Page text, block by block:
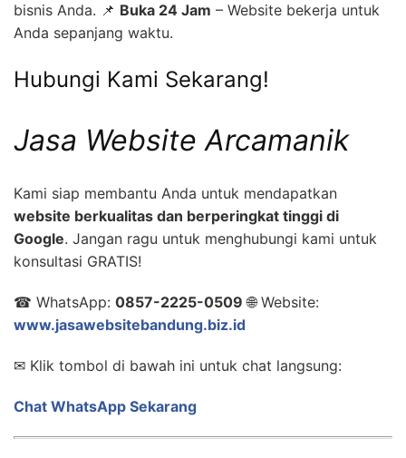
bisnis Anda. 📌 Buka 24 Jam – Website bekerja untuk
Anda sepanjang waktu.
Hubungi Kami Sekarang!
Jasa Website Arcamanik
Kami siap membantu Anda untuk mendapatkan
website berkualitas dan berperingkat tinggi di
Google. Jangan ragu untuk menghubungi kami untuk
konsultasi GRATIS!
☎ WhatsApp: 0857-2225-0509 🌐 Website:
www.jasawebsitebandung.biz.id
✉ Klik tombol di bawah ini untuk chat langsung:
Chat WhatsApp Sekarang